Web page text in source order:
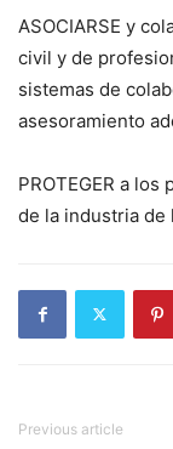
ASOCIARSE y
civil y de
sistemas de
asesoramiento
PROTEGER a
de la industria de
Previous article